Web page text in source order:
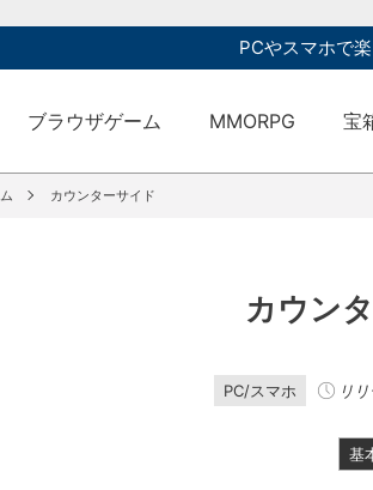
PCやスマホで
ブラウザゲーム MMORPG 宝
カウンターサイド
カウン
PC/スマホ リ
基